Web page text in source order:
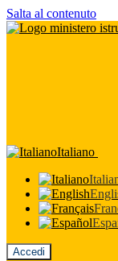
Salta al contenuto
Italiano
Accedi